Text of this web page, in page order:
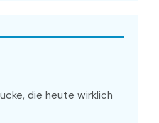
die heute wirklich